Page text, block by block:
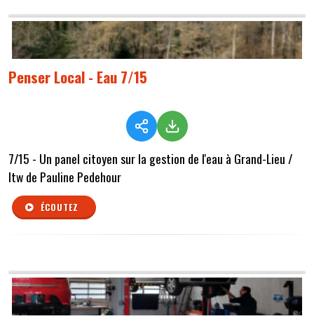
Penser Local - Eau 7/15
7/15 - Un panel citoyen sur la gestion de l'eau à Grand-Lieu /
Itw de Pauline Pedehour
ÉCOUTEZ